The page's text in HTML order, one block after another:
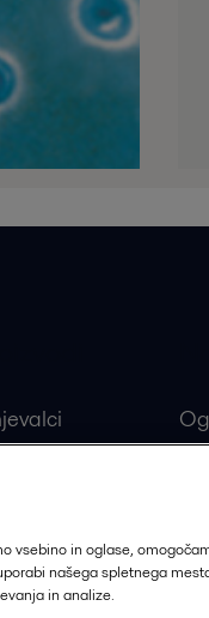
vsebino in oglase,
našega spletnega
in analize.